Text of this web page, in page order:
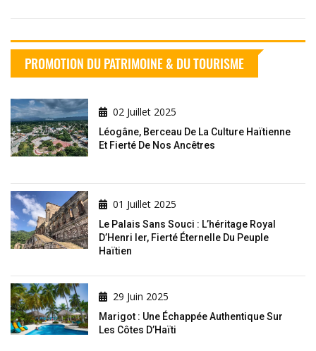
PROMOTION DU PATRIMOINE & DU TOURISME
02 Juillet 2025
Léogâne, Berceau De La Culture Haïtienne
Et Fierté De Nos Ancêtres
01 Juillet 2025
Le Palais Sans Souci : L’héritage Royal
D’Henri Ier, Fierté Éternelle Du Peuple
Haïtien
29 Juin 2025
Marigot : Une Échappée Authentique Sur
Les Côtes D’Haïti